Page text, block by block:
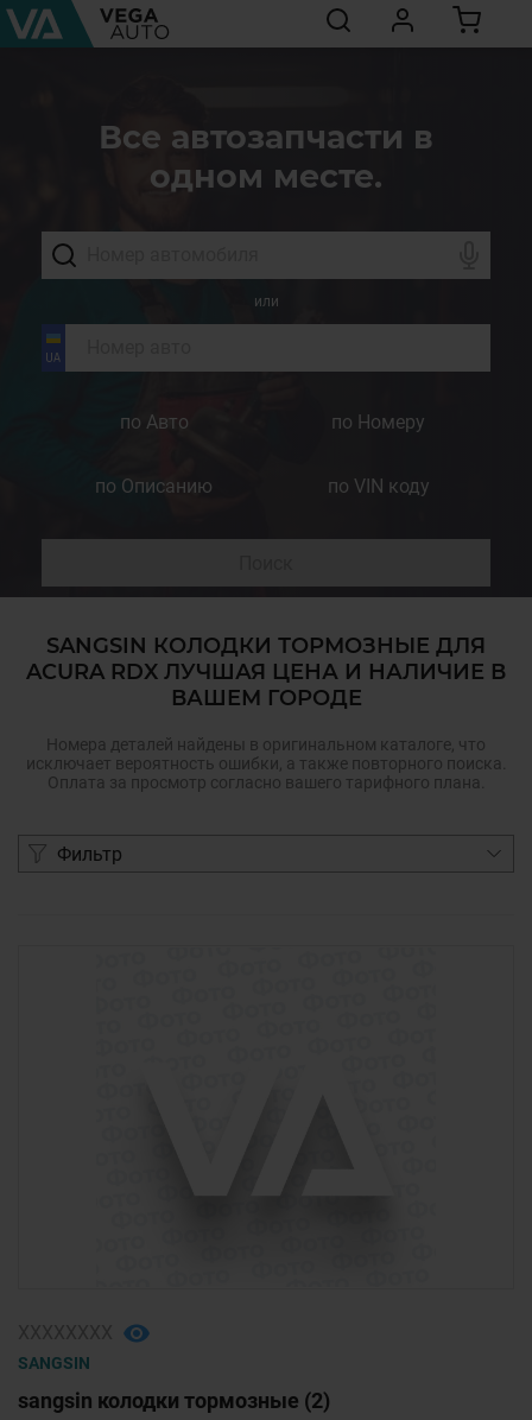
Все автозапчасти в
одном месте.
или
по Авто по Номеру
по Описанию по VIN коду
SANGSIN КОЛОДКИ ТОРМОЗНЫЕ ДЛЯ
ACURA RDX ЛУЧШАЯ ЦЕНА И НАЛИЧИЕ В
ВАШЕМ ГОРОДЕ
Номера деталей найдены в оригинальном каталоге, что
исключает вероятность ошибки, а также повторного поиска.
Оплата за просмотр согласно вашего тарифного плана.
Фильтр
SANGSIN
sangsin колодки тормозные (2)